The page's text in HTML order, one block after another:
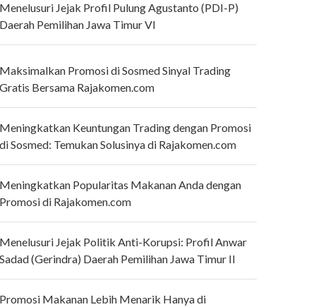
Jejak Profil Pulung Agustanto (PDI-P)
Pemilihan Jawa Timur VI
Promosi di Sosmed Sinyal Trading
Bersama Rajakomen.com
Keuntungan Trading dengan Promosi
Sosmed: Temukan Solusinya di Rajakomen.com
Popularitas Makanan Anda dengan
di Rajakomen.com
Jejak Politik Anti-Korupsi: Profil Anwar
(Gerindra) Daerah Pemilihan Jawa Timur II
Makanan Lebih Menarik Hanya di